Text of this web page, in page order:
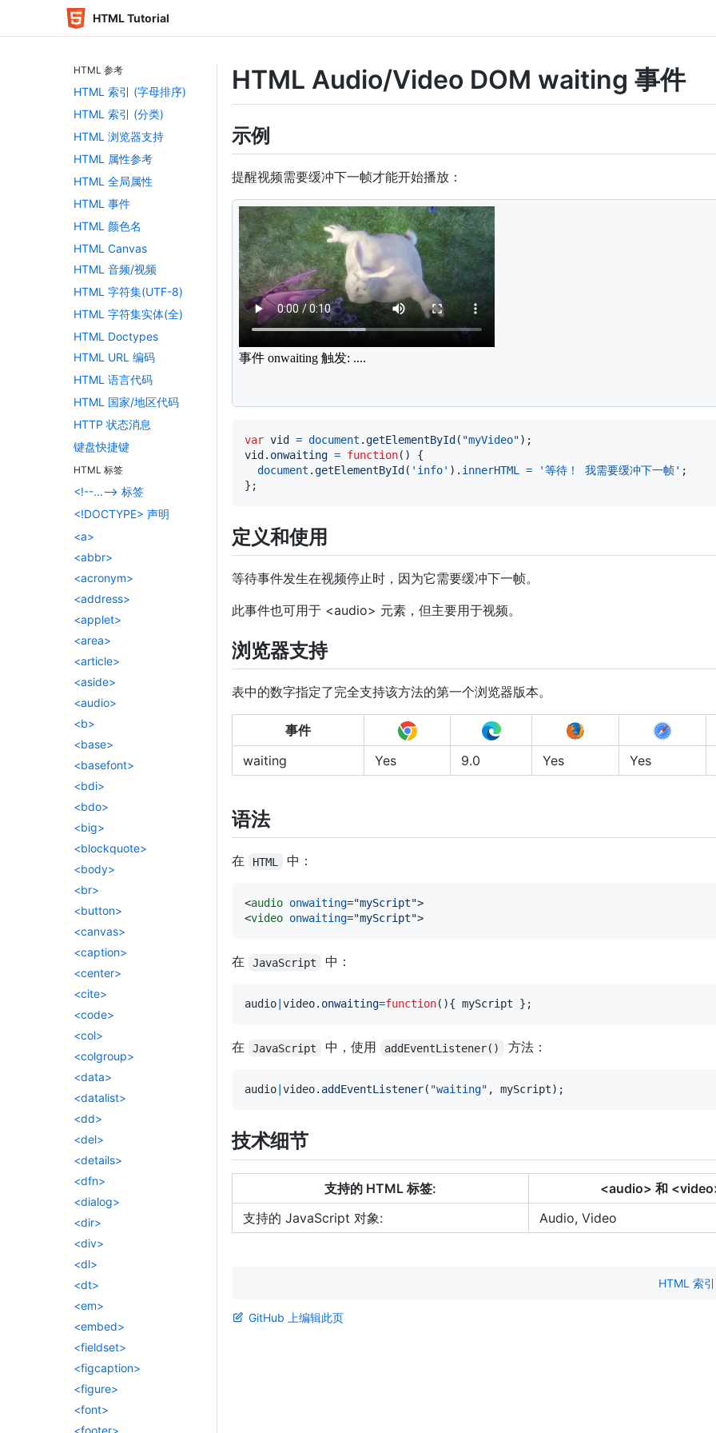
HTML Tutorial
HTML 参考
HTML 索引 (字母排序)
HTML 索引 (分类)
HTML 浏览器支持
HTML 属性参考
HTML 全局属性
HTML 事件
HTML 颜色名
HTML Canvas
HTML 音频/视频
HTML 字符集(UTF-8)
HTML 字符集实体(全)
HTML Doctypes
HTML URL 编码
HTML 语言代码
HTML 国家/地区代码
HTTP 状态消息
键盘快捷键
HTML 标签
<!--...--> 标签
<!DOCTYPE> 声明
<a>
<abbr>
<acronym>
<address>
<applet>
<area>
<article>
<aside>
<audio>
<b>
<base>
<basefont>
<bdi>
<bdo>
<big>
<blockquote>
<body>
<br>
<button>
<canvas>
<caption>
<center>
<cite>
<code>
<col>
<colgroup>
<data>
<datalist>
<dd>
<del>
<details>
<dfn>
<dialog>
<dir>
<div>
<dl>
<dt>
<em>
<embed>
<fieldset>
<figcaption>
<figure>
<font>
<footer>
HTML Audio/Video DOM waiting 事件
示例
提醒视频需要缓冲下一帧才能开始播放：
video id =" myVideo" width="320" height="
<source src= ../../../assets/mov_bbb.mp4
<source src="../../../assets/mov_bbb.ogg
</video>
<div>事件 onwaiting 触发: <span id " "
<script>
var vid = document.getElementById("myVideo"
document.getElementById
var vid = document .getElementById ( "myVideo") ;
vid . onwaiting = function( )
{
document .getElementById ( 'info' ) . innerHTML = '等待！ 我需要缓冲下一帧' ;
} ;
定义和使用
等待事件发生在视频停止时，因为它需要缓冲下一帧。
此事件也可用于 <audio> 元素，但主要用于视频。
浏览器支持
表中的数字指定了完全支持该方法的第一个浏览器版本。
事件
waiting
Yes 9.0 Yes Yes
语法
在 HTML 中：
<audio onwaiting="myScript">
<video onwaiting="myScript">
在 JavaScript 中：
audio video. onwaiting=function( ){ myScript } ;
在 JavaScript 中，使用 addEventListener() 方法：
audio video. addEventListener( "waiting" , myScript) ;
技术细节
支持的 HTML 标签:
<audio> 和
支持的 JavaScript 对象:
Audio, Video
HTML 索
GitHub 上编辑此页